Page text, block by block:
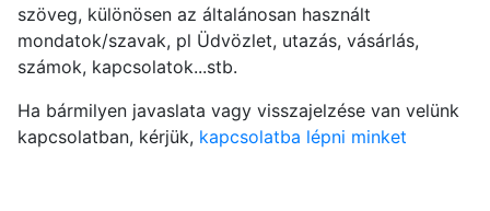
szöveg, különösen az általánosan használt
mondatok/szavak, pl Üdvözlet, utazás, vásárlás,
számok, kapcsolatok...stb.
Ha bármilyen javaslata vagy visszajelzése van velünk
kapcsolatban, kérjük, kapcsolatba lépni minket